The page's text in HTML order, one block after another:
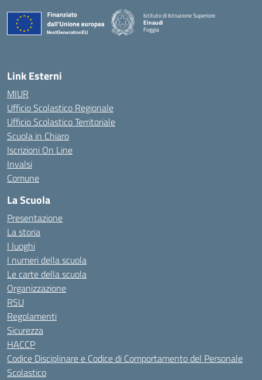
Istituto di Istruzione Superiore
Einaudi
Foggia
— Visita la pagina iniziale della scuola
Link Esterni
MIUR
Ufficio Scolastico Regionale
Ufficio Scolastico Territoriale
Scuola in Chiaro
Iscrizioni On Line
Invalsi
Comune
La Scuola
Presentazione
La storia
I luoghi
I numeri della scuola
Le carte della scuola
Organizzazione
RSU
Regolamenti
Sicurezza
HACCP
Codice Disciplinare e Codice di Comportamento del Personale
Scolastico